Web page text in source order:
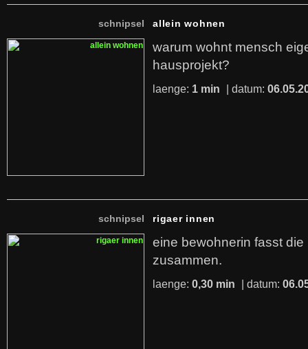
schnipsel allein wohnen
warum wohnt mensch
hausprojekt?
laenge: 1 min | datum:
schnipsel rigaer innen
eine bewohnerin fasst die
zusammen.
laenge: 0,30 min | datum: